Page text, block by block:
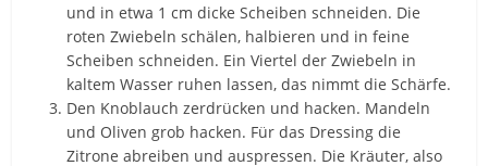
und in etwa 1 cm dicke Scheiben schneiden. Die
roten Zwiebeln schälen, halbieren und in feine
Scheiben schneiden. Ein Viertel der Zwiebeln in
kaltem Wasser ruhen lassen, das nimmt die Schärfe.
Den Knoblauch zerdrücken und hacken. Mandeln
und Oliven grob hacken. Für das Dressing die
Zitrone abreiben und auspressen. Die Kräuter, also